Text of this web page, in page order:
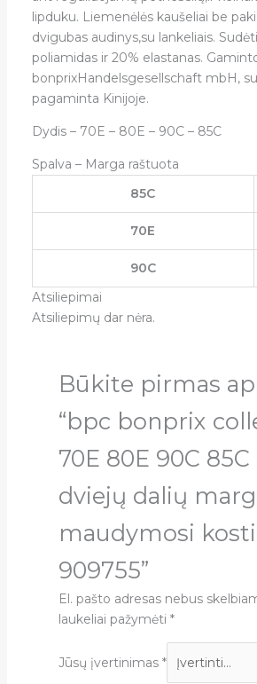
lipduku. Liemenėlės kaušeliai be
dvigubas audinys,su lankeliais.
poliamidas ir 20% elastanas.
bonprixHandelsgesellschaft mbH,
pagaminta Kinijoje.
Dydis – 70E – 80E – 90C – 85C
Spalva – Marga raštuota
85C
70E
90C
Atsiliepimai
Atsiliepimų dar nėra.
Būkite pirmas
“bpc bonprix
70E 80E 90C
dviejų dalių
maudymosi
909755”
El. pašto adresas nebus
laukeliai pažymėti *
Jūsų įvertinimas *